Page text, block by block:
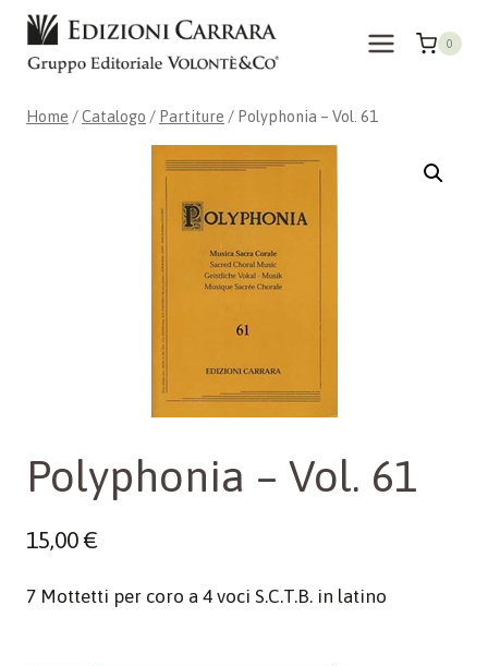
Salta
contenuto
0
Home /Catalogo / Partiture / Polyphonia – Vol. 61
Polyphonia – Vol. 61
15,00€
7 Mottetti per coro a 4 voci S.C.T.B. in latino